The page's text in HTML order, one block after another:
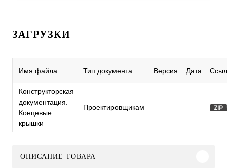
ЗАГРУЗКИ
Имя файла Тип документа Версия Дата
Конструкторская
документация.
Концевые
крышки
Проектировщикам
ОПИСАНИЕ ТОВАРА